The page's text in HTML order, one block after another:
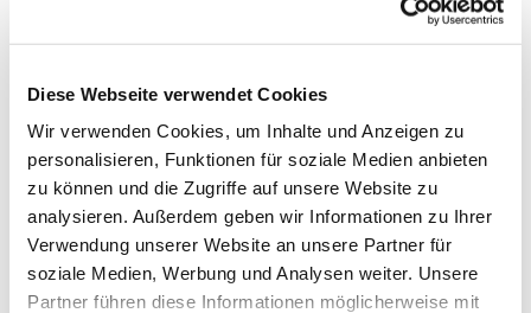
Diese Webseite verwendet Cookies
Wir verwenden Cookies, um Inhalte und Anzeigen zu
personalisieren, Funktionen für soziale Medien anbieten
zu können und die Zugriffe auf unsere Website zu
analysieren. Außerdem geben wir Informationen zu Ihrer
Verwendung unserer Website an unsere Partner für
soziale Medien, Werbung und Analysen weiter. Unsere
Partner führen diese Informationen möglicherweise mit